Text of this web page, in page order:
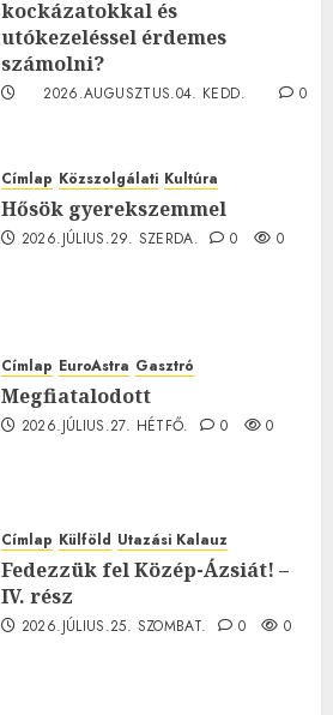
kockázatokkal és
utókezeléssel érdemes
számolni?
2026.AUGUSZTUS.04. KEDD.
0
Címlap Közszolgálati Kultúra
Hősök gyerekszemmel
2026.JÚLIUS.29. SZERDA. 0 0
Címlap EuroAstra Gasztró
Megfiatalodott
2026.JÚLIUS.27. HÉTFŐ. 0 0
Címlap Külföld Utazási Kalauz
Fedezzük fel Közép-Ázsiát! –
IV. rész
2026.JÚLIUS.25. SZOMBAT. 0 0